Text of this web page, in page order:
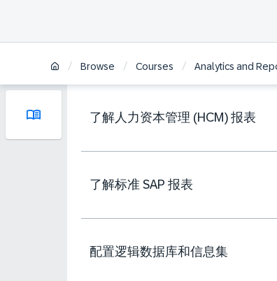
/ Browse / Courses / Analytics and
了解人力资本管理 (HCM) 报表
了解标准 SAP 报表
配置逻辑数据库和信息集